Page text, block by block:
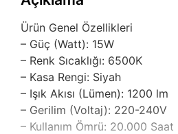
Ürün Genel Özellikleri
– Güç (Watt): 15W
– Renk Sıcaklığı: 6500K
– Kasa Rengi: Siyah
– Işık Akısı (Lümen): 1200 lm
– Gerilim (Voltaj): 220-240V
– Kullanım Ömrü: 20.000 Saat